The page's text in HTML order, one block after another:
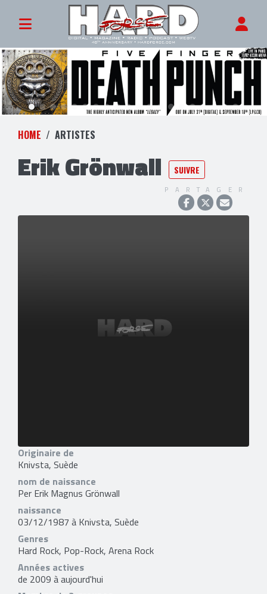
HOME ARTISTES
Erik Grönwall SUIVRE
PARTAGER
Originaire de
Knivsta, Suède
nom de naissance
Per Erik Magnus Grönwall
naissance
03/12/1987 à Knivsta, Suède
Genres
Hard Rock, Pop-Rock, Arena Rock
Années actives
de 2009 à aujourd'hui